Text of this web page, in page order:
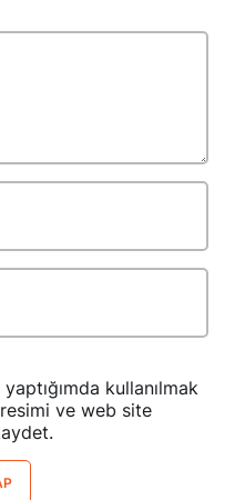
kullanılmak
ve web site